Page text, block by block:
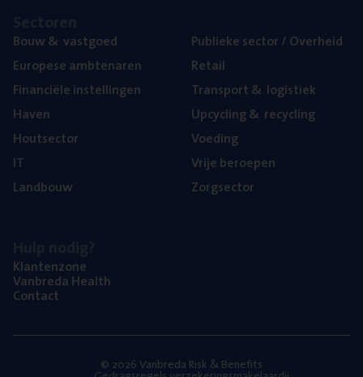
Bouw& vastgoed
Euro­pe­se ambtenaren
Finan­ci­ë­le instellingen
Haven
Hout­sec­tor
IT
Land­bouw
Publie­ke sec­tor / Overheid
Retail
Trans­port& logistiek
Upcy­cling& recycling
Voe­ding
Vrije beroe­pen
Zorg­sec­tor
Klan­ten­zo­ne
Van­b­re­da Health
Con­tact
© 2026 Vanbreda Risk & Benefits